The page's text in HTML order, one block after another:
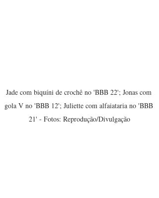
Jade com biquíni de crochê no 'BBB 22'; Jonas com
gola V no 'BBB 12'; Juliette com alfaiataria no 'BBB
21' - Fotos: Reprodução/Divulgação